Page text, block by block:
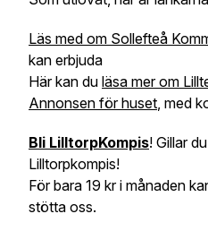
Läs med om Sollefteå
kan erbjuda
Här kan du läsa mer om
Annonsen för huset, med
Bli LilltorpKompis! Gillar
Lilltorpkompis!
För bara 19 kr i månaden
stötta oss.